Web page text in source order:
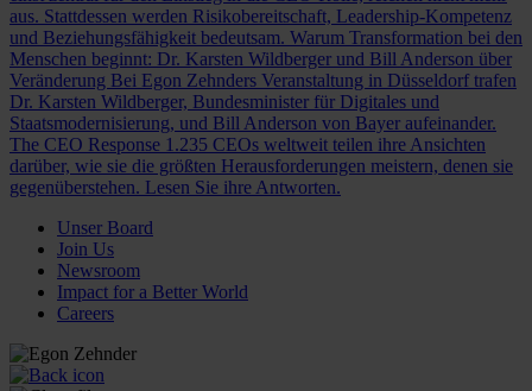
aus. Stattdessen werden Risikobereitschaft, Leadership-Kompetenz
und Beziehungsfähigkeit bedeutsam. Warum Transformation bei den
Menschen beginnt: Dr. Karsten Wildberger und Bill Anderson über
Veränderung Bei Egon Zehnders Veranstaltung in Düsseldorf trafen
Dr. Karsten Wildberger, Bundesminister für Digitales und
Staatsmodernisierung, und Bill Anderson von Bayer aufeinander.
The CEO Response 1.235 CEOs weltweit teilen ihre Ansichten
darüber, wie sie die größten Herausforderungen meistern, denen sie
gegenüberstehen. Lesen Sie ihre Antworten.
Unser Board
Join Us
Newsroom
Impact for a Better World
Careers